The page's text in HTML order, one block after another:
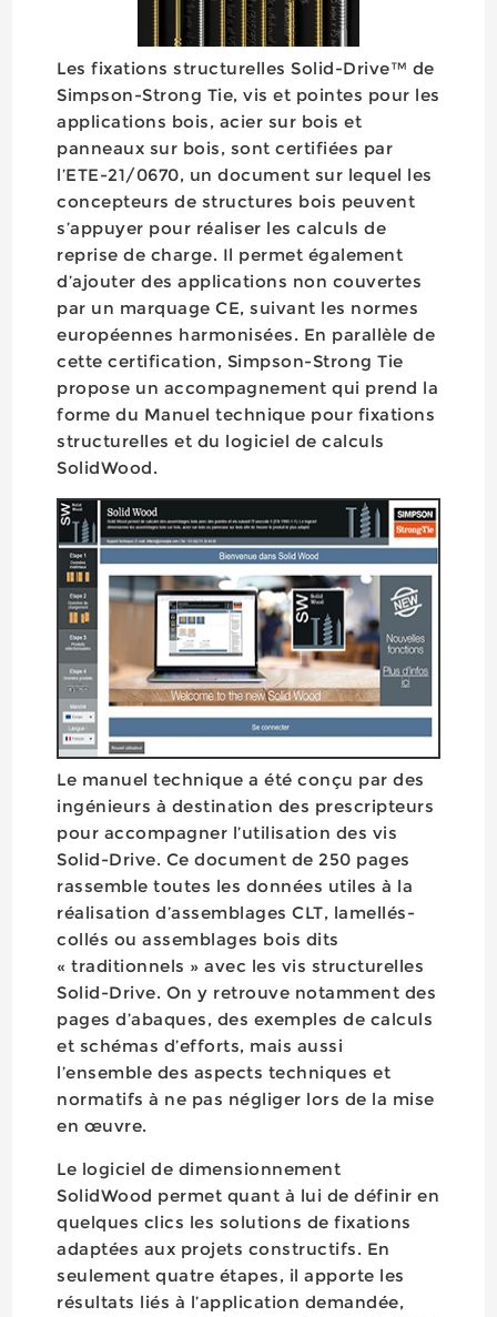
Les fixations structurelles Solid-Drive™ de
Simpson-Strong Tie, vis et pointes pour les
applications bois, acier sur bois et
panneaux sur bois, sont certifiées par
l’ETE-21/0670, un document sur lequel les
concepteurs de structures bois peuvent
s’appuyer pour réaliser les calculs de
reprise de charge. Il permet également
d’ajouter des applications non couvertes
par un marquage CE, suivant les normes
européennes harmonisées. En parallèle de
cette certification, Simpson-Strong Tie
propose un accompagnement qui prend la
forme du Manuel technique pour fixations
structurelles et du logiciel de calculs
SolidWood.
Le manuel technique a été conçu par des
ingénieurs à destination des prescripteurs
pour accompagner l’utilisation des vis
Solid-Drive. Ce document de 250 pages
rassemble toutes les données utiles à la
réalisation d’assemblages CLT, lamellés-
collés ou assemblages bois dits
« traditionnels » avec les vis structurelles
Solid-Drive. On y retrouve notamment des
pages d’abaques, des exemples de calculs
et schémas d’efforts, mais aussi
l’ensemble des aspects techniques et
normatifs à ne pas négliger lors de la mise
en œuvre.
Le logiciel de dimensionnement
SolidWood permet quant à lui de définir en
quelques clics les solutions de fixations
adaptées aux projets constructifs. En
seulement quatre étapes, il apporte les
résultats liés à l’application demandée,